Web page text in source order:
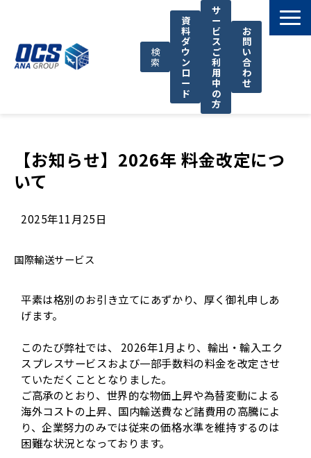
検
索
資
料
ダ
ウ
ン
ロ
ー
ド
サ
ー
ビ
ス
ご
利
用
中
の
方
お
問
い
合
わ
せ
OCSが選ばれる理由
【お知らせ】2026年 料金改定につ
いて
2025年11月25日
国際輸送サービス
平素は格別のお引き立てにあずかり、厚く御礼申しあ
げます。
このたび弊社では、 2026年1月より、輸出・輸入エク
スプレスサービスおよび一部手数料の料金を改定させ
ていただくこととなりました。
ご高承のとおり、世界的な物価上昇や為替変動による
海外コストの上昇、国内輸送費など諸費用の高騰によ
り、企業努力のみでは従来の価格水準を維持するのは
困難な状況となっております。